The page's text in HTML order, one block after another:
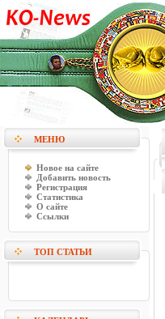
МЕНЮ
Новое на сайте
Добавить новость
Регистрация
Статистика
О сайте
Ссылки
ТОП СТАТЬИ